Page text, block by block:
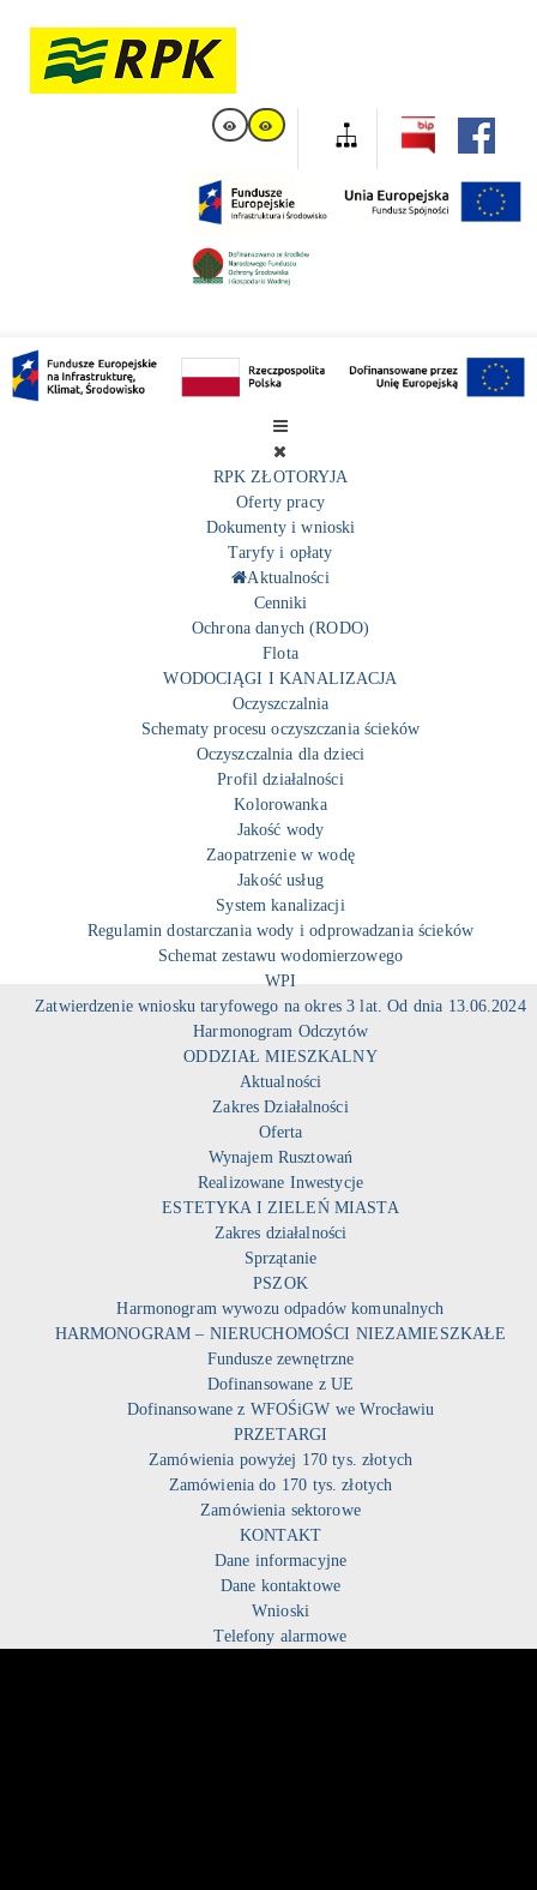
RPK ZŁOTORYJA
Oferty pracy
Dokumenty i wnioski
Taryfy i opłaty
Aktualności
Cenniki
Ochrona danych (RODO)
Flota
WODOCIĄGI I KANALIZACJA
Oczyszczalnia
Schematy procesu oczyszczania ścieków
Oczyszczalnia dla dzieci
Profil działalności
Kolorowanka
Jakość wody
Zaopatrzenie w wodę
Jakość usług
System kanalizacji
Regulamin dostarczania wody i odprowadzania ścieków
Schemat zestawu wodomierzowego
WPI
Zatwierdzenie wniosku taryfowego na okres 3 lat. Od dnia 13.06.2024
Harmonogram Odczytów
ODDZIAŁ MIESZKALNY
Aktualności
Zakres Działalności
Oferta
Wynajem Rusztowań
Realizowane Inwestycje
ESTETYKA I ZIELEŃ MIASTA
Zakres działalności
Sprzątanie
PSZOK
Harmonogram wywozu odpadów komunalnych
HARMONOGRAM – NIERUCHOMOŚCI NIEZAMIESZKAŁE
Fundusze zewnętrzne
Dofinansowane z UE
Dofinansowane z WFOŚiGW we Wrocławiu
PRZETARGI
Zamówienia powyżej 170 tys. złotych
Zamówienia do 170 tys. złotych
Zamówienia sektorowe
KONTAKT
Dane informacyjne
Dane kontaktowe
Wnioski
Telefony alarmowe